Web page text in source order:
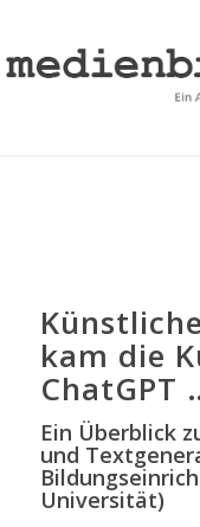
kam die
ChatGPT
Ein Überblick
und
Universität)